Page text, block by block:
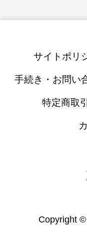
サイトポリ
手続き・お問い
特定商取
Copyright